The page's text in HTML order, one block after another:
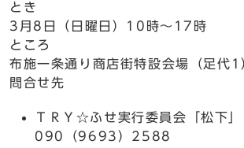
とき
3月8日（日曜日）10時～17時
ところ
布施一条通り商店街特設会場（足代1
問合せ先
ＴＲＹ☆ふせ実行委員会「松下
090（9693）2588